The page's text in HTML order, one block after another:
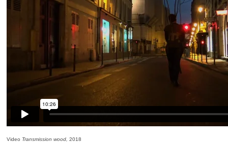
Video Transmission wood, 2018